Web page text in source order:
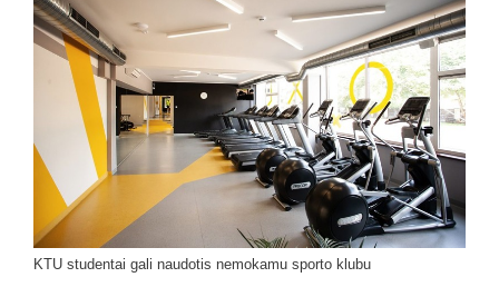
KTU studentai gali naudotis nemokamu sporto klubu